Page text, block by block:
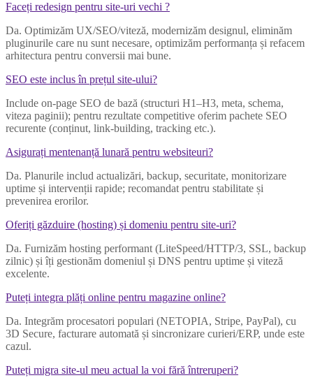
Faceți redesign pentru site-uri vechi ?
Da. Optimizăm UX/SEO/viteză, modernizăm designul, eliminăm
pluginurile care nu sunt necesare, optimizăm performanța și refacem
arhitectura pentru conversii mai bune.
SEO este inclus în prețul site-ului?
Include on-page SEO de bază (structuri H1–H3, meta, schema,
viteza paginii); pentru rezultate competitive oferim pachete SEO
recurente (conținut, link-building, tracking etc.).
Asigurați mentenanță lunară pentru websiteuri?
Da. Planurile includ actualizări, backup, securitate, monitorizare
uptime și intervenții rapide; recomandat pentru stabilitate și
prevenirea erorilor.
Oferiți găzduire (hosting) și domeniu pentru site-uri?
Da. Furnizăm hosting performant (LiteSpeed/HTTP/3, SSL, backup
zilnic) și îți gestionăm domeniul și DNS pentru uptime și viteză
excelente.
Puteți integra plăți online pentru magazine online?
Da. Integrăm procesatori populari (NETOPIA, Stripe, PayPal), cu
3D Secure, facturare automată și sincronizare curieri/ERP, unde este
cazul.
Puteți migra site-ul meu actual la voi fără întreruperi?